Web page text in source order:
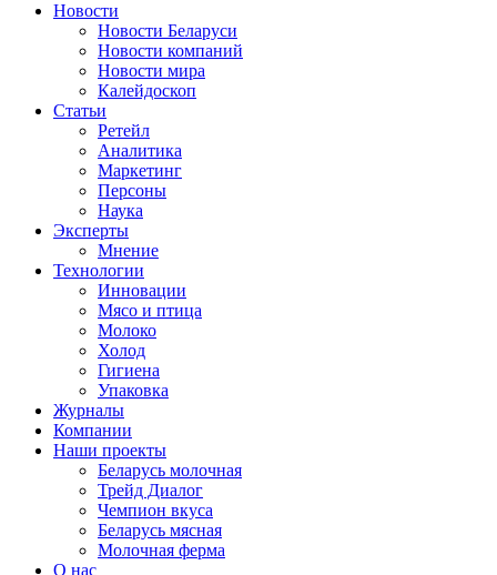
Новости
Новости Беларуси
Новости компаний
Новости мира
Калейдоскоп
Статьи
Ретейл
Аналитика
Маркетинг
Персоны
Наука
Эксперты
Мнение
Технологии
Инновации
Мясо и птица
Молоко
Холод
Гигиена
Упаковка
Журналы
Компании
Наши проекты
Беларусь молочная
Трейд Диалог
Чемпион вкуса
Беларусь мясная
Молочная ферма
О нас